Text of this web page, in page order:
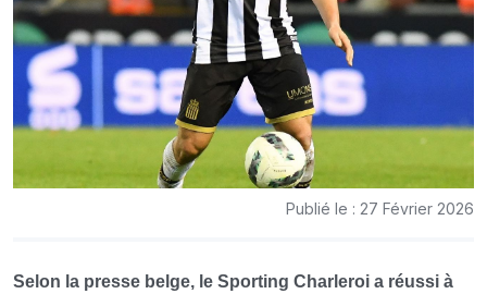
Publié le : 27 Février 2026
Selon la presse belge, le Sporting Charleroi a réussi à